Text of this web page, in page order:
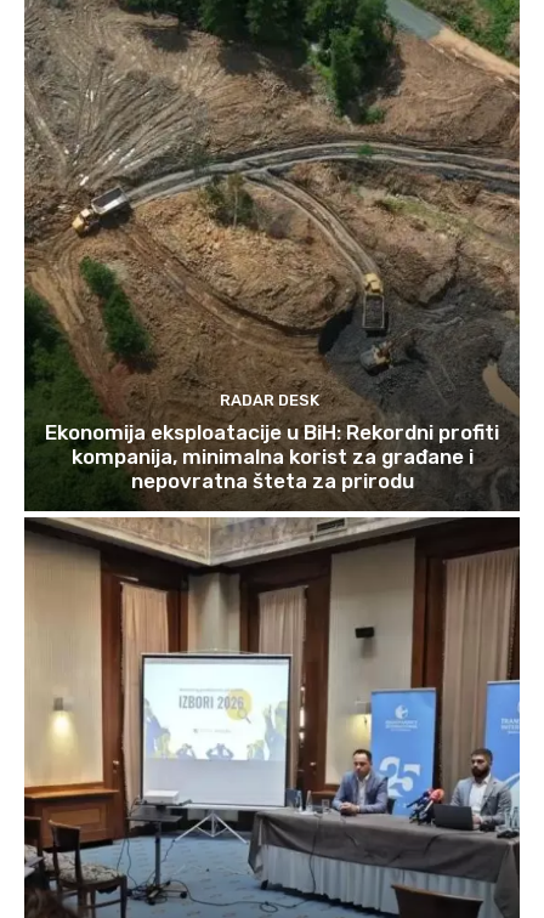
RADAR DESK
Ekonomija eksploatacije u BiH: Rekordni profiti
kompanija, minimalna korist za građane i
nepovratna šteta za prirodu